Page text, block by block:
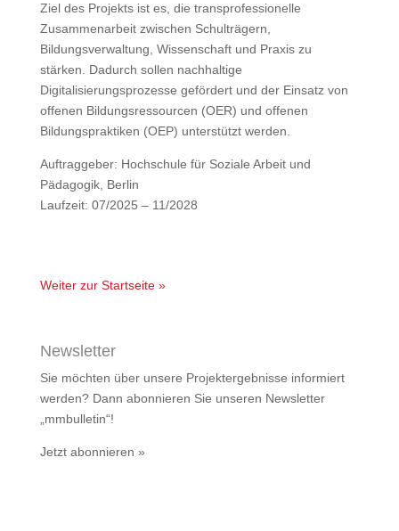
Ziel des Projekts ist es, die transprofessionelle
Zusammenarbeit zwischen Schulträgern,
Bildungsverwaltung, Wissenschaft und Praxis zu
stärken. Dadurch sollen nachhaltige
Digitalisierungsprozesse gefördert und der Einsatz von
offenen Bildungsressourcen (OER) und offenen
Bildungspraktiken (OEP) unterstützt werden.
Auftraggeber: Hochschule für Soziale Arbeit und
Pädagogik, Berlin
Laufzeit: 07/2025 – 11/2028
Weiter zur Startseite »
Newsletter
Sie möchten über unsere Projektergebnisse informiert
werden? Dann abonnieren Sie unseren Newsletter
„mmbulletin“!
Jetzt abonnieren »